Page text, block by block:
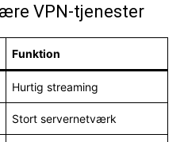
VPN-tjenester
Funktion
Hurtig streaming
Stort servernetværk